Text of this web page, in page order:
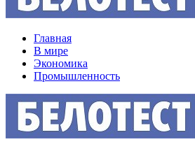
Главная
В мире
Экономика
Промышленность